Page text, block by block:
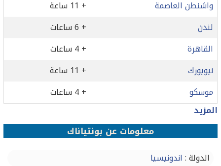
واشنطن العاصمة
+ 11 ساعة
لندن
+ 6 ساعات
القاهرة
+ 4 ساعات
نيويورك
+ 11 ساعة
موسكو
+ 4 ساعات
المزيد
معلومات عن بونتياناك
الدولة : اندونيسيا